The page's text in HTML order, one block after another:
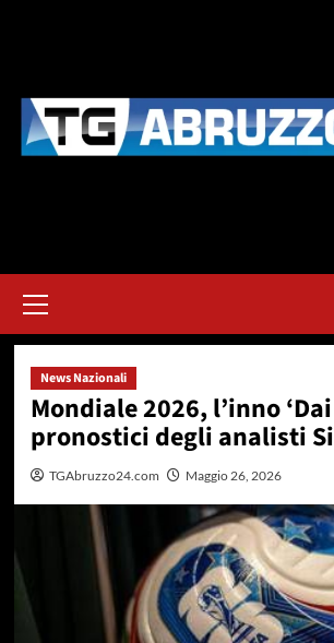
principale
News Nazionali
Mondiale 2026, l’inno ‘Dai
pronostici degli analisti
TGAbruzzo24.com Maggio 26, 2026